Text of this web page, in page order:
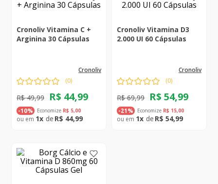
Cronoliv Vitamina C +
Arginina 30 Cápsulas
cronoliv
(0)
R$ 49,99 R$ 44,99
-10% Economize R$ 5,00
1 R$ 44,99
Cronoliv Vitamina D3
2.000 UI 60 Cápsulas
cronoliv
(0)
R$ 69,99 R$ 54,99
-21% Economize R$ 15,00
1 R$ 54,99